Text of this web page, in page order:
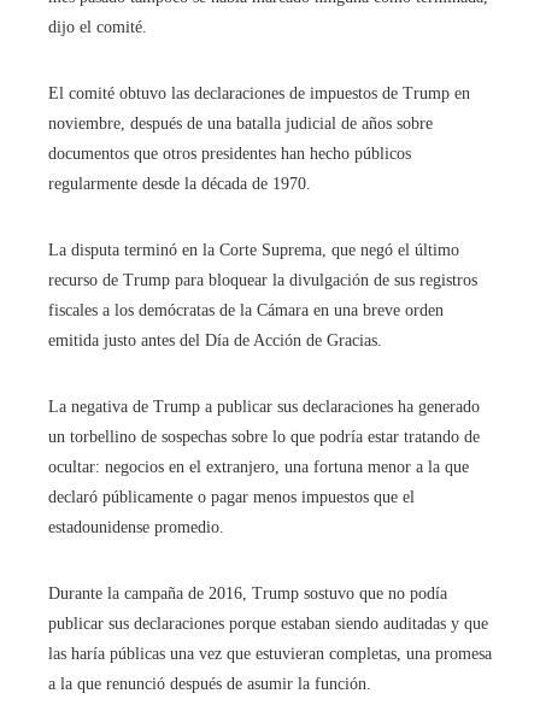
dijo el comité.
El comité obtuvo las declaraciones de impuestos de Trump en
noviembre, después de una batalla judicial de años sobre
documentos que otros presidentes han hecho públicos
regularmente desde la década de 1970.
La disputa terminó en la Corte Suprema, que negó el último
recurso de Trump para bloquear la divulgación de sus registros
fiscales a los demócratas de la Cámara en una breve orden
emitida justo antes del Día de Acción de Gracias.
La negativa de Trump a publicar sus declaraciones ha generado
un torbellino de sospechas sobre lo que podría estar tratando de
ocultar: negocios en el extranjero, una fortuna menor a la que
declaró públicamente o pagar menos impuestos que el
estadounidense promedio.
Durante la campaña de 2016, Trump sostuvo que no podía
publicar sus declaraciones porque estaban siendo auditadas y que
las haría públicas una vez que estuvieran completas, una promesa
a la que renunció después de asumir la función.